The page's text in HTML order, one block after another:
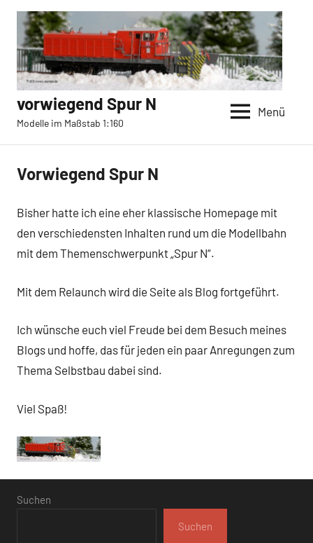
Zum
Inhalt
springen
vorwiegend Spur N
Modelle im Maßstab 1:160
Menü
Vorwiegend Spur N
Bisher hatte ich eine eher klassische Homepage mit
den verschiedensten Inhalten rund um die Modellbahn
mit dem Themenschwerpunkt „Spur N“.
Mit dem Relaunch wird die Seite als Blog fortgeführt.
Ich wünsche euch viel Freude bei dem Besuch meines
Blogs und hoffe, das für jeden ein paar Anregungen zum
Thema Selbstbau dabei sind.
Viel Spaß!
Suchen
Suchen